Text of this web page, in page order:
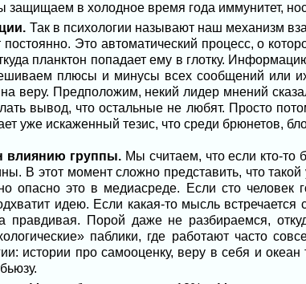
защищаем в холодное время года иммунитет,
Так в психологии называют наш механизм
постоянно. Это автоматический процесс, о
планктон попадает ему в глотку.
плюсы и минусы всех сообщений или
веру. Предположим, некий лидер мнений
вывод, что остальные не любят. Просто
уже искаженный тезис, что среди брюнетов,
влиянию группы.Мы считаем, что если кто-то
В этот момент сложно представить, что
опасно это в медиасреде. Если сто человек
идею. Если какая-то мысль встречается
Порой даже не разбираемся,
паблики, где работают часто
истории про самооценку, веру в себя и